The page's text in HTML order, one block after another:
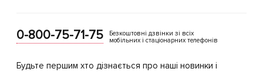
0-800-75-71-75
Безкоштовні дзвінки зі всіх
мобільних і стаціонарних телефонів
Будьте першим хто дізнається про наші новинки і